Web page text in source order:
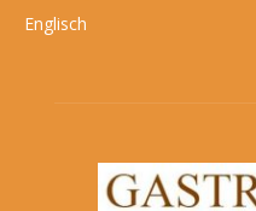
Englisch